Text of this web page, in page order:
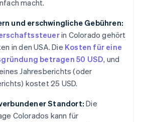
macht.
und erschwingliche Gebühren:
in Colorado gehört
in den USA. Die Kosten für eine
betragen 50 USD, und
Jahresberichts (oder
kostet 25 USD.
Standort: Die
Colorados kann für